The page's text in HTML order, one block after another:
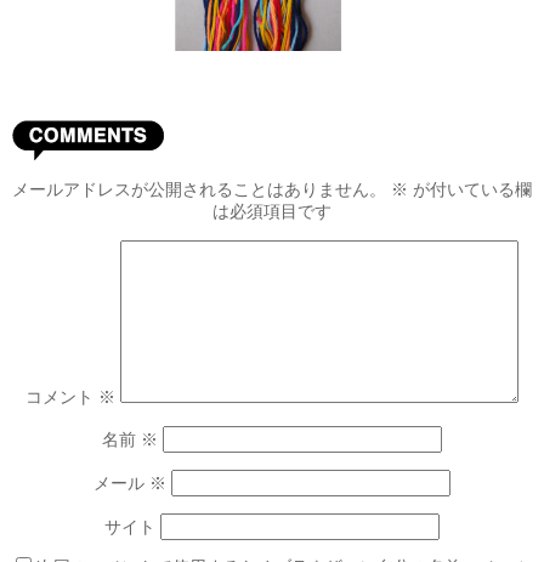
メールアドレスが公開されることはありません。 ※ が付いている欄
は必須項目です
コメント ※
名前 ※
メール ※
サイト